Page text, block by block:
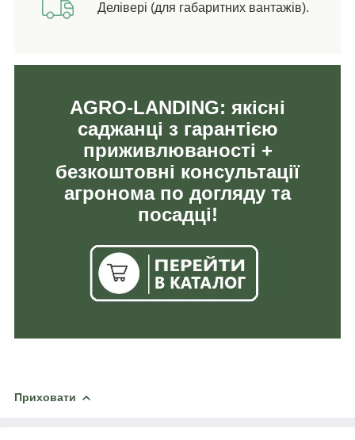
Делівері (для габаритних вантажів).
AGRO-LANDING: якісні
саджанці з гарантією
приживлюваності +
безкоштовні консультації
агронома по догляду та
посадці!
Приховати